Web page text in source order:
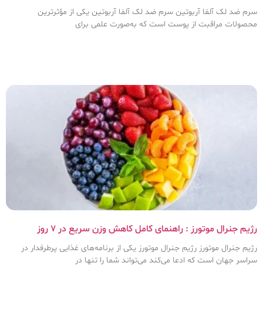
سرم ضد لک آلفا آربوتین سرم ضد لک آلفا آربوتین یکی از مؤثرترین
محصولات مراقبت از پوست است که به‌صورت علمی برای
رژیم جنرال موتورز : راهنمای کامل کاهش وزن سریع در ۷ روز
رژیم جنرال موتورز رژیم جنرال موتورز یکی از برنامه‌های غذایی پرطرفدار در
سراسر جهان است که ادعا می‌کند می‌تواند شما را تنها در